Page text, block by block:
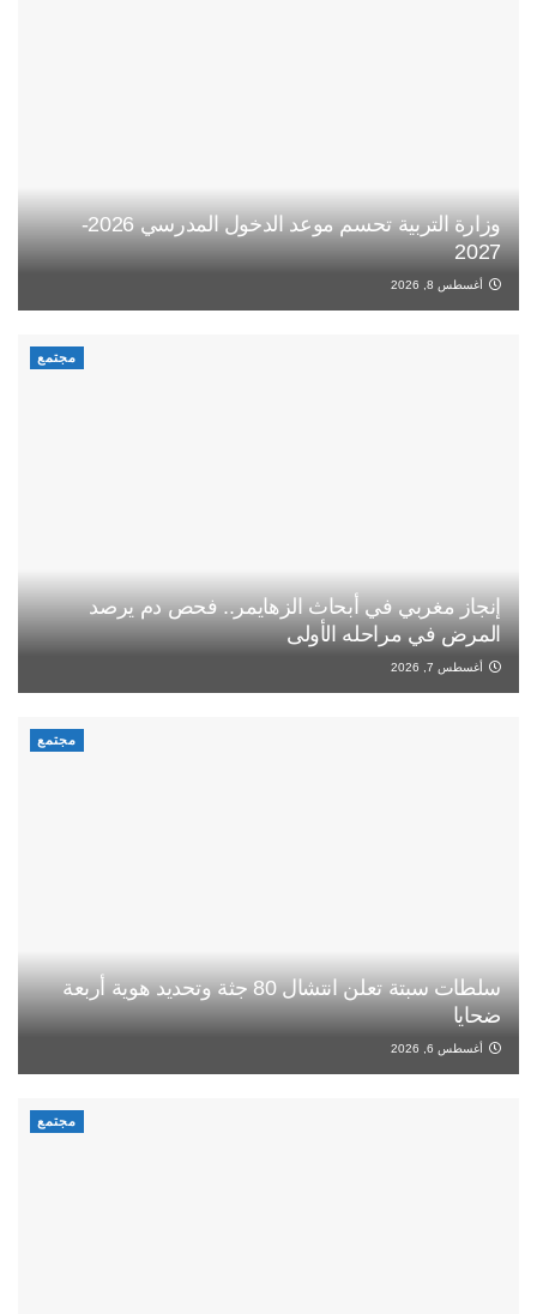
وزارة التربية تحسم موعد الدخول المدرسي 2026-
2027
أغسطس 8, 2026
مجتمع
إنجاز مغربي في أبحاث الزهايمر.. فحص دم يرصد
المرض في مراحله الأولى
أغسطس 7, 2026
مجتمع
سلطات سبتة تعلن انتشال 80 جثة وتحديد هوية أربعة
ضحايا
أغسطس 6, 2026
مجتمع